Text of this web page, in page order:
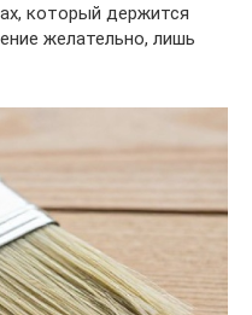
который держится
желательно, лишь